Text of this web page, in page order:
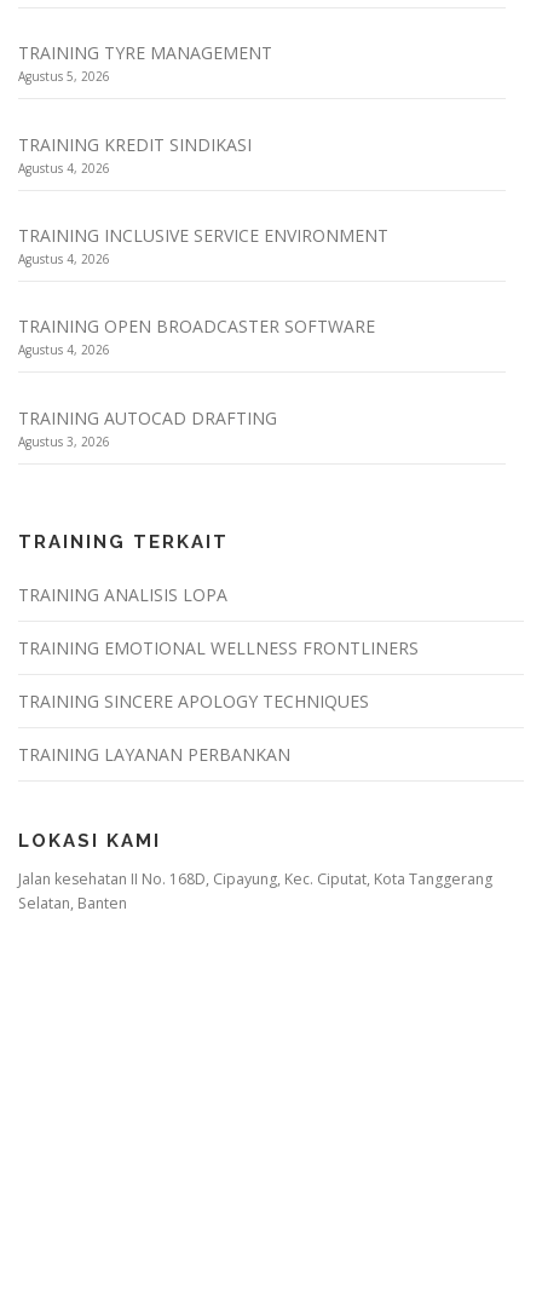
TRAINING TYRE MANAGEMENT
Agustus 5, 2026
TRAINING KREDIT SINDIKASI
Agustus 4, 2026
TRAINING INCLUSIVE SERVICE ENVIRONMENT
Agustus 4, 2026
TRAINING OPEN BROADCASTER SOFTWARE
Agustus 4, 2026
TRAINING AUTOCAD DRAFTING
Agustus 3, 2026
TRAINING TERKAIT
TRAINING ANALISIS LOPA
TRAINING EMOTIONAL WELLNESS FRONTLINERS
TRAINING SINCERE APOLOGY TECHNIQUES
TRAINING LAYANAN PERBANKAN
LOKASI KAMI
Jalan kesehatan II No. 168D, Cipayung, Kec. Ciputat, Kota Tanggerang
Selatan, Banten